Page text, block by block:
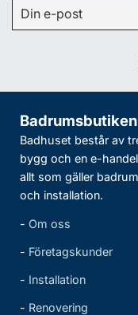
Badrumsbutiken
Badhuset består av
bygg och en e-
allt som gäller
och installation.
- Om oss
- Företagskunder
- Installation
- Renovering